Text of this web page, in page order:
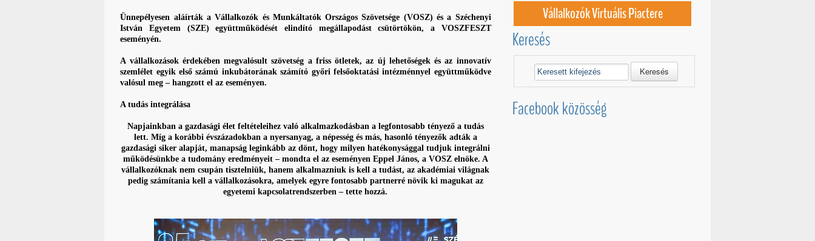
Ünnepélyesen aláírták a Vállalkozók és Munkáltatók Országos Szövetsége (VOSZ) és a Széchenyi
István Egyetem (SZE) együttműködését elindító megállapodást csütörtökön, a VOSZFESZT
eseményén.
A vállalkozások érdekében megvalósult szövetség a friss ötletek, az új lehetőségek és az innovatív
szemlélet egyik első számú inkubátorának számító győri felsőoktatási intézménnyel együttműködve
valósul meg – hangzott el az eseményen.
A tudás integrálása
Napjainkban a gazdasági élet feltételeihez való alkalmazkodásban a legfontosabb tényező a tudás
lett. Míg a korábbi évszázadokban a nyersanyag, a népesség és más, hasonló tényezők adták a
gazdasági siker alapját, manapság leginkább az dönt, hogy milyen hatékonysággal tudjuk integrálni
működésünkbe a tudomány eredményeit – mondta el az eseményen Eppel János, a VOSZ elnöke. A
vállalkozóknak nem csupán tisztelniük, hanem alkalmazniuk is kell a tudást, az akadémiai világnak
pedig számítania kell a vállalkozásokra, amelyek egyre fontosabb partnerré növik ki magukat az
egyetemi kapcsolatrendszerben – tette hozzá.
Vállalkozók Virtuális Piactere
Keresés
Keresés
Facebook közösség